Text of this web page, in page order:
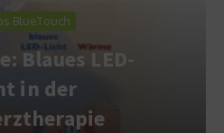
BlueTouch
Blaues LED-
in der